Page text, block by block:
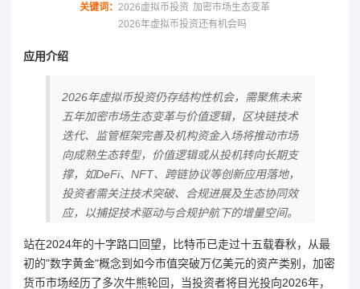
关键词： 2026虚拟币投资 加密市场生态变革
2026年虚拟币投资还有机会吗
应用介绍
2026年虚拟币投资仍存结构性机会，需聚焦未来
五年加密市场生态变革与价值逻辑，区块链技术
迭代、监管框架完善及机构资金入场将推动市场
向成熟生态转型，价值逻辑或从投机转向长期支
撑，如DeFi、NFT、跨链协议等创新应用落地，
投资者需关注技术突破、合规进展及生态协同效
应，以捕捉技术驱动与合规护航下的增量空间。
站在2024年的十字路口回望，比特币已走过十五载春秋，从最
初的"数字黄金"概念到如今市值突破万亿美元的资产类别，加密
货币市场经历了多次牛熊轮回，当投资者将目光投向2026年，